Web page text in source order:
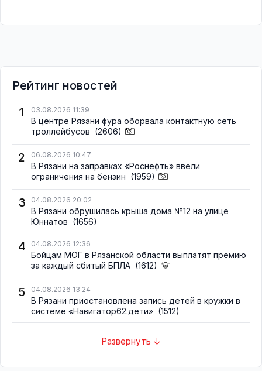
Рейтинг новостей
1
03.08.2026 11:39
В центре Рязани фура оборвала контактную сеть
троллейбусов (2606)
2 06.08.2026 10:47
В Рязани на заправках «Роснефть» ввели
ограничения на бензин (1959)
3 04.08.2026 20:02
В Рязани обрушилась крыша дома №12 на улице
Юннатов (1656)
4 04.08.2026 12:36
Бойцам МОГ в Рязанской области выплатят премию
за каждый сбитый БПЛА (1612)
5 04.08.2026 13:24
В Рязани приостановлена запись детей в кружки в
системе «Навигатор62.дети» (1512)
Развернуть ↓